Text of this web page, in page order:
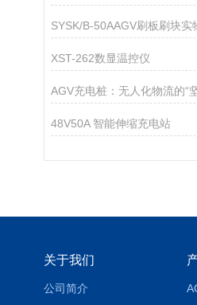
SYSK/B-50AAGV刷板刷块实
XST-262数显温控仪
48V50A 智能伸缩充电站
关于我们
公司简介